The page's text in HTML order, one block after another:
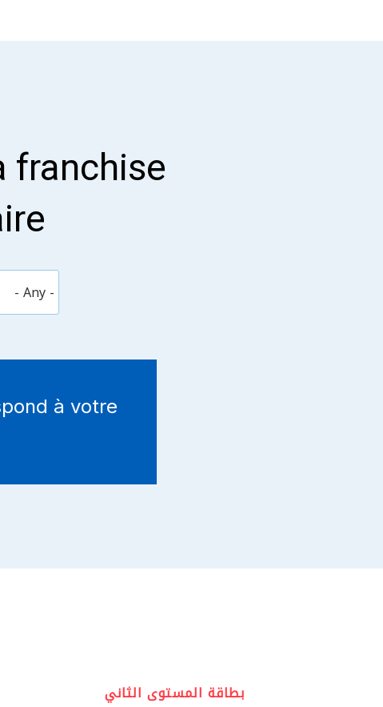
franchise
à votre
بطاقة المستوى الثاني